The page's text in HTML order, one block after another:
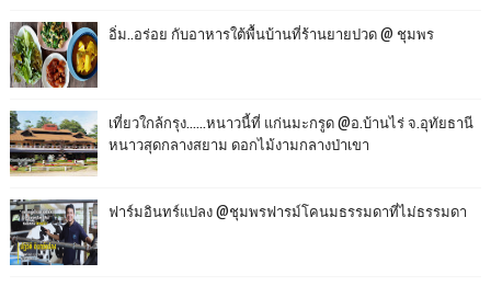
อิ่ม..อร่อย กับอาหารใต้พื้นบ้านที่ร้านยายปวด @ ชุมพร
เที่ยวใกล้กรุง......หนาวนี้ที่ แก่นมะกรูด @อ.บ้านไร่ จ.อุทัยธานี
หนาวสุดกลางสยาม ดอกไม้งามกลางป่าเขา
ฟาร์มอินทร์แปลง @ชุมพรฟารม์โคนมธรรมดาที่ไม่ธรรมดา